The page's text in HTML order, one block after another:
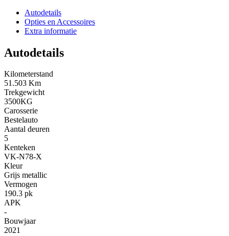
Autodetails
Opties en Accessoires
Extra informatie
Autodetails
Kilometerstand
51.503 Km
Trekgewicht
3500KG
Carosserie
Bestelauto
Aantal deuren
5
Kenteken
VK-N78-X
Kleur
Grijs metallic
Vermogen
190.3 pk
APK
-
Bouwjaar
2021